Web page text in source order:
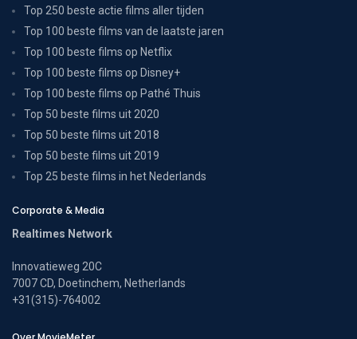
Top 250 beste actie films aller tijden
Top 100 beste films van de laatste jaren
Top 100 beste films op Netflix
Top 100 beste films op Disney+
Top 100 beste films op Pathé Thuis
Top 50 beste films uit 2020
Top 50 beste films uit 2018
Top 50 beste films uit 2019
Top 25 beste films in het Nederlands
Corporate & Media
Realtimes Network
Innovatieweg 20C
7007 CD, Doetinchem, Netherlands
+31(315)-764002